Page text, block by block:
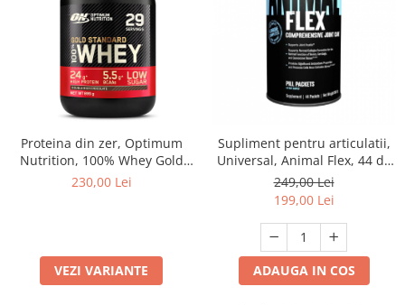
Proteina din zer, Optimum
Nutrition, 100% Whey Gold
Standard Protein, 750 de
230,00 Lei
VEZI VARIANTE
Supliment pentru articulatii,
Universal, Animal Flex, 44 de
pachete
249,00 Lei
199,00 Lei
ADAUGA IN COS